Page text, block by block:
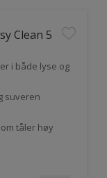
Clean 5
i både lyse og
suveren
tåler høy